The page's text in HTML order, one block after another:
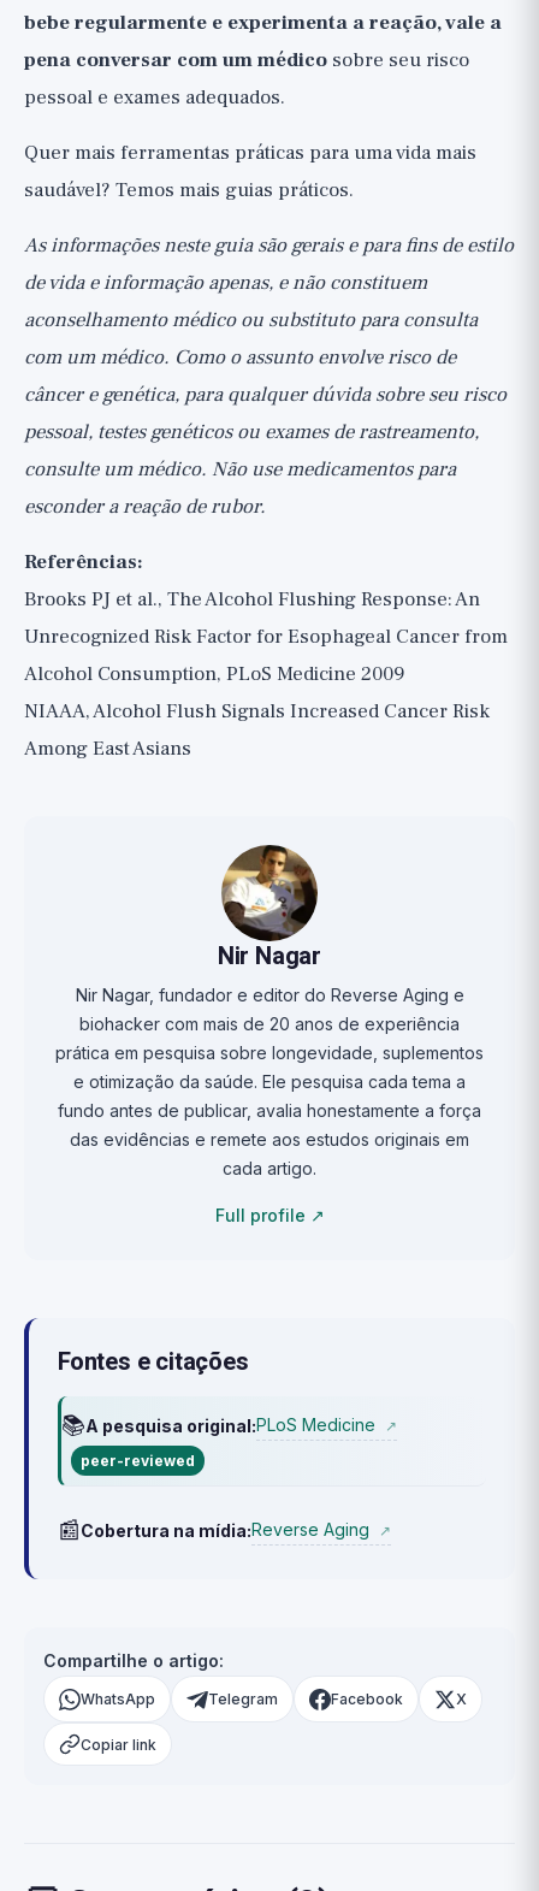
bebe regularmente e experimenta a reação, vale a
pena conversar com um médico sobre seu risco
pessoal e exames adequados.
Quer mais ferramentas práticas para uma vida mais
saudável? Temos mais guias práticos.
As informações neste guia são gerais e para fins de estilo
de vida e informação apenas, e não constituem
aconselhamento médico ou substituto para consulta
com um médico. Como o assunto envolve risco de
câncer e genética, para qualquer dúvida sobre seu risco
pessoal, testes genéticos ou exames de rastreamento,
consulte um médico. Não use medicamentos para
esconder a reação de rubor.
Referências:
Brooks PJ et al., The Alcohol Flushing Response: An
Unrecognized Risk Factor for Esophageal Cancer from
Alcohol Consumption, PLoS Medicine 2009
NIAAA, Alcohol Flush Signals Increased Cancer Risk
Among East Asians
Nir Nagar
Nir Nagar, fundador e editor do Reverse Aging e
biohacker com mais de 20 anos de experiência
prática em pesquisa sobre longevidade, suplementos
e otimização da saúde. Ele pesquisa cada tema a
fundo antes de publicar, avalia honestamente a força
das evidências e remete aos estudos originais em
cada artigo.
Full profile ↗
Fontes e citações
📚A pesquisa original:PLoS Medicine
↗
peer-reviewed
📰Cobertura na mídia:Reverse Aging ↗
Compartilhe o artigo:
WhatsApp Telegram Facebook X
Copiar link